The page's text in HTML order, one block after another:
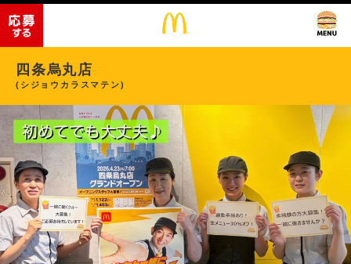
四条烏丸店
(シジョウカラスマテン)